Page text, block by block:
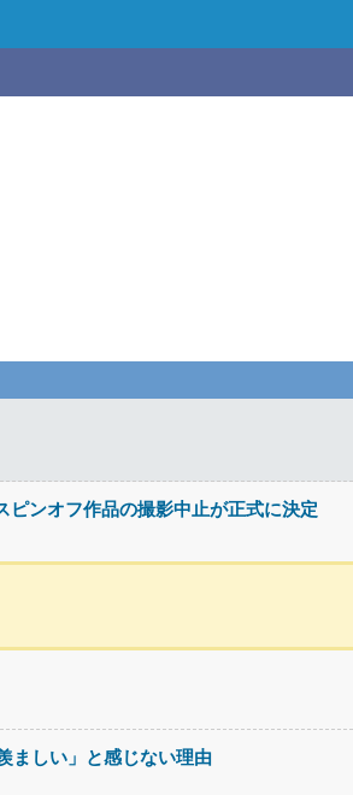
ピンオフ作品の撮影中止が正式に決定
ましい」と感じない理由